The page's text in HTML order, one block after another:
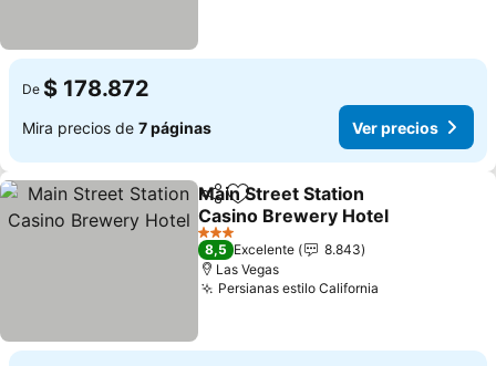
De $ 178.872
Mira precios de 7 páginas Ver precios
CompartirAgregar a favoritos
Main Street Station
Casino Brewery Hotel
Ver precios
3 Estrellas
8,5 Excelente
8.843
Las Vegas
Persianas estilo California